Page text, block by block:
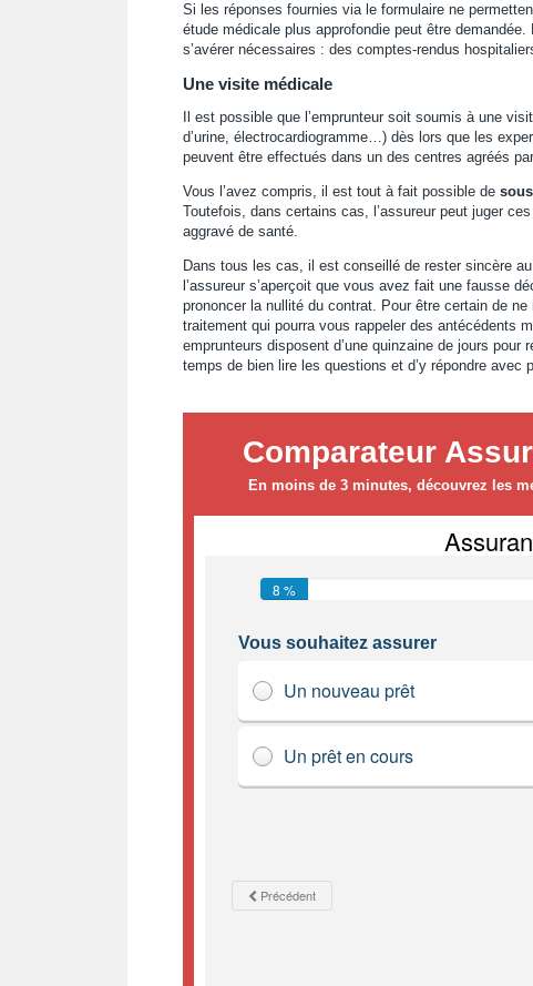
Si les réponses fournies via le formulaire ne
étude médicale plus approfondie peut être
s’avérer nécessaires : des comptes-rendus
Une visite médicale
Il est possible que l’emprunteur soit soumis à une
d’urine, électrocardiogramme…) dès lors que les
peuvent être effectués dans un des centres agréés
Vous l’avez compris, il est tout à fait possible de
Toutefois, dans certains cas, l’assureur peut juger
aggravé de santé.
Dans tous les cas, il est conseillé de rester sincère
l’assureur s’aperçoit que vous avez fait une fausse
prononcer la nullité du contrat. Pour être certain de
traitement qui pourra vous rappeler des antécédents
emprunteurs disposent d’une quinzaine de jours
temps de bien lire les questions et d’y répondre avec
Comparateur
En moins de 3 minutes, découvrez les